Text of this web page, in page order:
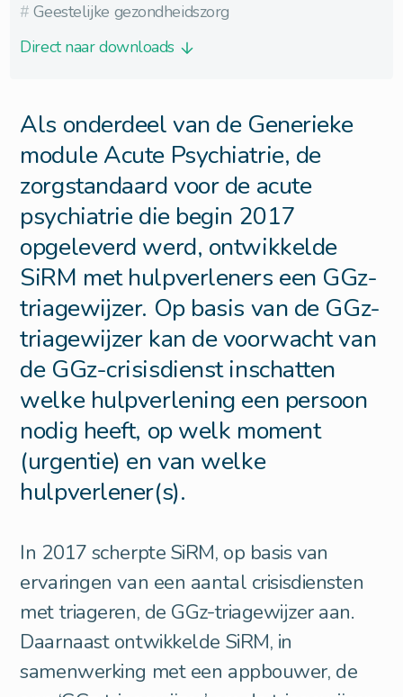
# Geestelijke gezondheidszorg
Direct naar downloads
Als onderdeel van de Generieke
module Acute Psychiatrie, de
zorgstandaard voor de acute
psychiatrie die begin 2017
opgeleverd werd, ontwikkelde
SiRM met hulpverleners een GGz-
triagewijzer. Op basis van de GGz-
triagewijzer kan de voorwacht van
de GGz-crisisdienst inschatten
welke hulpverlening een persoon
nodig heeft, op welk moment
(urgentie) en van welke
hulpverlener(s).
In 2017 scherpte SiRM, op basis van
ervaringen van een aantal crisisdiensten
met triageren, de GGz-triagewijzer aan.
Daarnaast ontwikkelde SiRM, in
samenwerking met een appbouwer, de